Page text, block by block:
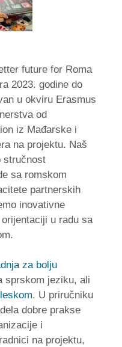
future for Roma
2023. godine do
u okviru Erasmus
od
iz Mađarske i
na projektu. Naš
stručnost
sa romskom
partnerskih
inovativne
u radu sa
za bolju
sprskom jeziku, ali
. U priručniku
dobre prakse
i
na projektu,